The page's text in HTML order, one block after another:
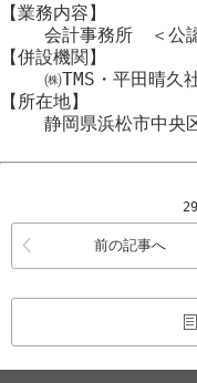
【業務内容】
会計事務所 ＜公
【併設機関】
㈱TMS・平田晴久
【所在地】
静岡県浜松市中央
前の記事へ